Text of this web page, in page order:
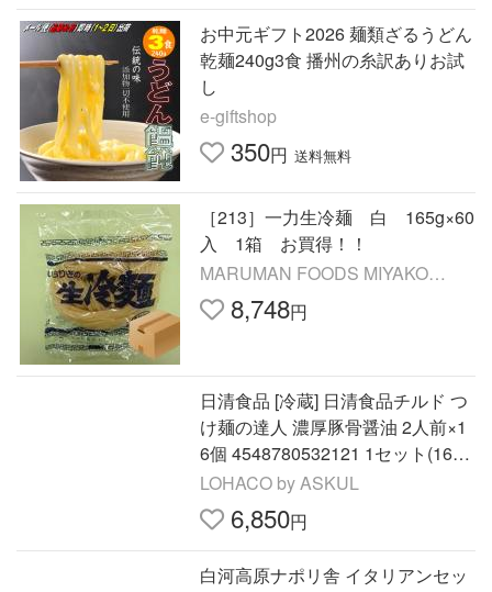
お中元ギフト2026 麺類ざるうどん
乾麺240g3食 播州の糸訳ありお試
し
e-giftshop
350円 送料無料
［213］一力生冷麺 白 165g×60
入 1箱 お買得！！
MARUMAN FOODS MIYAKO
Yahoo!店
8,748円
日清食品 [冷蔵] 日清食品チルド つ
け麺の達人 濃厚豚骨醤油 2人前×1
6個 4548780532121 1セット(16
個)（直送品）
LOHACO by ASKUL
6,850円
白河高原ナポリ舎 イタリアンセッ